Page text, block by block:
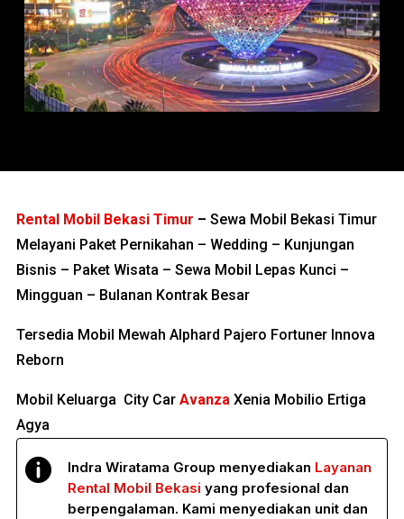
Rental Mobil Bekasi Timur – Sewa Mobil Bekasi Timur
Melayani Paket Pernikahan – Wedding – Kunjungan
Bisnis – Paket Wisata – Sewa Mobil Lepas Kunci –
Mingguan – Bulanan Kontrak Besar
Tersedia Mobil Mewah Alphard Pajero Fortuner Innova
Reborn
Mobil Keluarga City Car AvanzaXenia Mobilio Ertiga
Agya
 Indra Wiratama Group menyediakan Layanan
Rental Mobil Bekasi yang profesional dan
berpengalaman. Kami menyediakan unit dan